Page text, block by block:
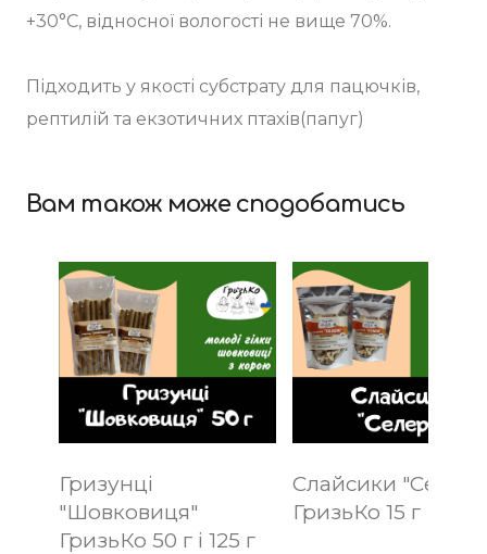
+30°С, відносної вологості не вище 70%.
Підходить у якості субстрату для пацючків,
рептилій та екзотичних птахів(папуг)
Вам також може сподобатись
Гризунці
"Шовковиця"
ГризьКо 50 г і 125 г
Слайсики
ГризьКо 15 г